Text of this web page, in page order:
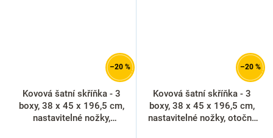
–20 %
Kovová šatní skříňka - 3
boxy, 38 x 45 x 196,5 cm,
nastavitelné nožky,
–20 %
Kovová šatní skříňka - 3
boxy, 38 x 45 x 196,5 cm,
nastavitelné nožky, otočný